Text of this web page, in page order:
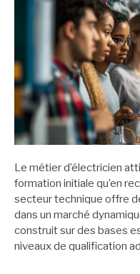
Le métier d’électricien
formation initiale qu’en
secteur technique offre
dans un marché
construit sur des bases
niveaux de qualification